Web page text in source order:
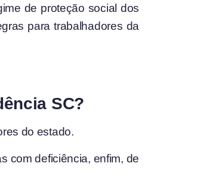
de proteção social dos
para trabalhadores da
SC?
do estado.
com deficiência, enfim, de